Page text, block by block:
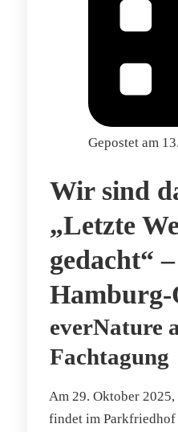
Gepostet am
Wir sind
„Letzte
gedacht“
everNature
Fachtagung
Am 29. Oktober
findet im